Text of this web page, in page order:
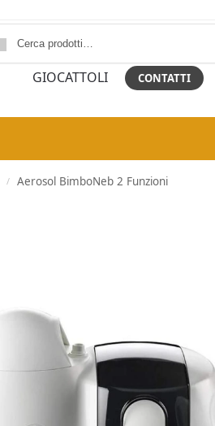
GIOCATTOLI CONTATTI
/ Aerosol BimboNeb 2 Funzioni